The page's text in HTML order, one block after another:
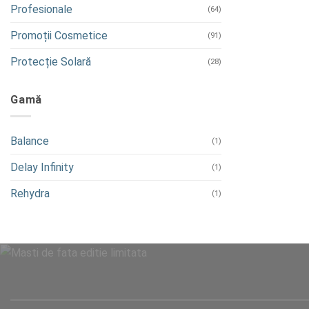
Profesionale (64)
Promoții Cosmetice (91)
Protecție Solară (28)
Gamă
Balance (1)
Delay Infinity (1)
Rehydra (1)